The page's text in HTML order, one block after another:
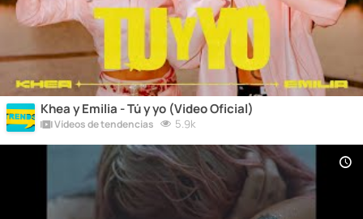
Khea y Emilia - Tú y yo (Video Oficial)
Vídeos de tendencias 5.9k